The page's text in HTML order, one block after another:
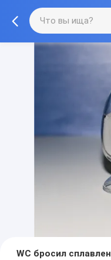
WC бросил